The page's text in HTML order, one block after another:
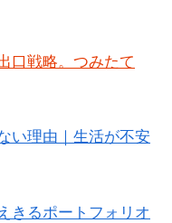
口戦略。つみたて
い理由｜生活が不安
きるポートフォリオ